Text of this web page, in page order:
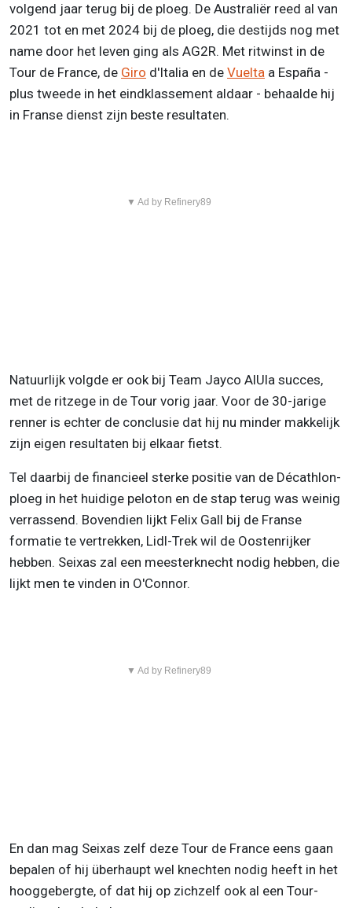
volgend jaar terug bij de ploeg. De Australiër reed al van
2021 tot en met 2024 bij de ploeg, die destijds nog met
name door het leven ging als AG2R. Met ritwinst in de
Tour de France, de Giro d'Italia en de Vuelta a España -
plus tweede in het eindklassement aldaar - behaalde hij
in Franse dienst zijn beste resultaten.
▼ Ad by Refinery89
Natuurlijk volgde er ook bij Team Jayco AlUla succes,
met de ritzege in de Tour vorig jaar. Voor de 30-jarige
renner is echter de conclusie dat hij nu minder makkelijk
zijn eigen resultaten bij elkaar fietst.
Tel daarbij de financieel sterke positie van de Décathlon-
ploeg in het huidige peloton en de stap terug was weinig
verrassend. Bovendien lijkt Felix Gall bij de Franse
formatie te vertrekken, Lidl-Trek wil de Oostenrijker
hebben. Seixas zal een meesterknecht nodig hebben, die
lijkt men te vinden in O'Connor.
▼ Ad by Refinery89
En dan mag Seixas zelf deze Tour de France eens gaan
bepalen of hij überhaupt wel knechten nodig heeft in het
hooggebergte, of dat hij op zichzelf ook al een Tour-